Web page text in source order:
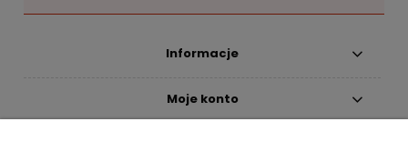
Informacje
Moje konto